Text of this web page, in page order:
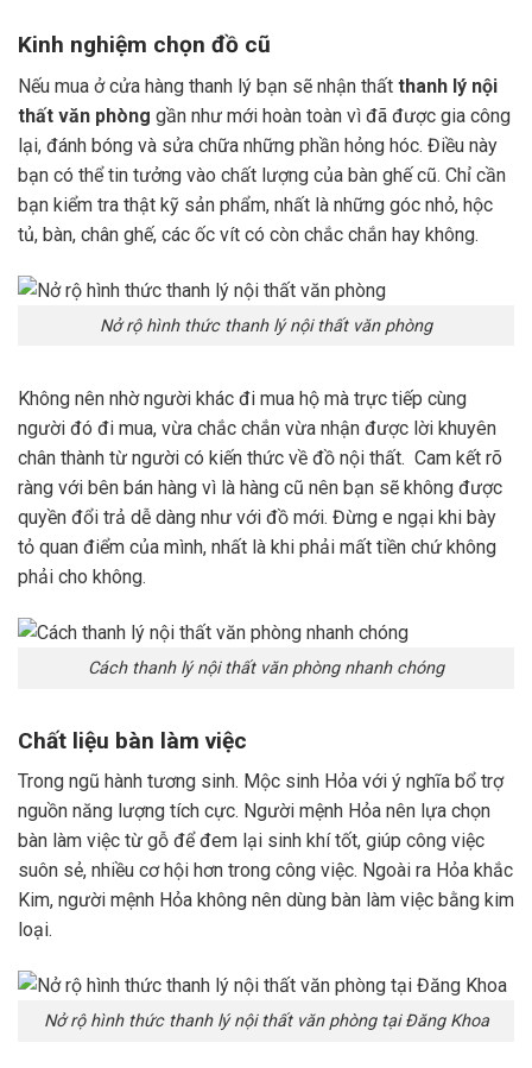
Kinh nghiệm chọn đồ cũ
Nếu mua ở cửa hàng thanh lý bạn sẽ nhận thất thanh lý nội
thất văn phòng gần như mới hoàn toàn vì đã được gia công
lại, đánh bóng và sửa chữa những phần hỏng hóc. Điều này
bạn có thể tin tưởng vào chất lượng của bàn ghế cũ. Chỉ cần
bạn kiểm tra thật kỹ sản phẩm, nhất là những góc nhỏ, hộc
tủ, bàn, chân ghế, các ốc vít có còn chắc chắn hay không.
Nở rộ hình thức thanh lý nội thất văn phòng
Không nên nhờ người khác đi mua hộ mà trực tiếp cùng
người đó đi mua, vừa chắc chắn vừa nhận được lời khuyên
chân thành từ người có kiến thức về đồ nội thất. Cam kết rõ
ràng với bên bán hàng vì là hàng cũ nên bạn sẽ không được
quyền đổi trả dễ dàng như với đồ mới. Đừng e ngại khi bày
tỏ quan điểm của mình, nhất là khi phải mất tiền chứ không
phải cho không.
Cách thanh lý nội thất văn phòng nhanh chóng
Chất liệu bàn làm việc
Trong ngũ hành tương sinh. Mộc sinh Hỏa với ý nghĩa bổ trợ
nguồn năng lượng tích cực. Người mệnh Hỏa nên lựa chọn
bàn làm việc từ gỗ để đem lại sinh khí tốt, giúp công việc
suôn sẻ, nhiều cơ hội hơn trong công việc. Ngoài ra Hỏa khắc
Kim, người mệnh Hỏa không nên dùng bàn làm việc bằng kim
loại.
Nở rộ hình thức thanh lý nội thất văn phòng tại Đăng Khoa